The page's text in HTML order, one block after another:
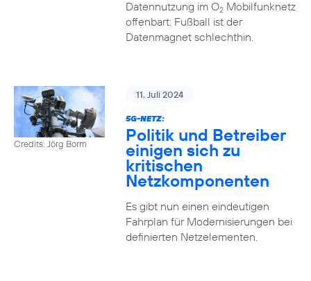
Datennutzung im O2Mobilfunknetz
offenbart: Fußball ist der
Datenmagnet schlechthin.
Credits: Jörg Borm
11. Juli 2024
5G-NETZ:
Politik und Betreiber
einigen sich zu
kritischen
Netzkomponenten
Es gibt nun einen eindeutigen
Fahrplan für Modernisierungen bei
definierten Netzelementen.